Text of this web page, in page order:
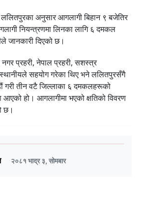
ललितपुरका अनुसार आगलागी बिहान ९ बजेतिर
नियन्त्रणमा लिनका लागि ६ दमकल
जानकारी दिएको छ।
प्रहरी, नेपाल प्रहरी, सशस्त्र
स्थानीयले सहयोग गरेका थिए भने ललितपुरसँगै
गरी तीन वटै जिल्लाका ६ दमकलहरूको
आएको हो। आगलागीमा भएको क्षतिको विवरण
छ।
२०८१ भाद्र ३, सोमबार